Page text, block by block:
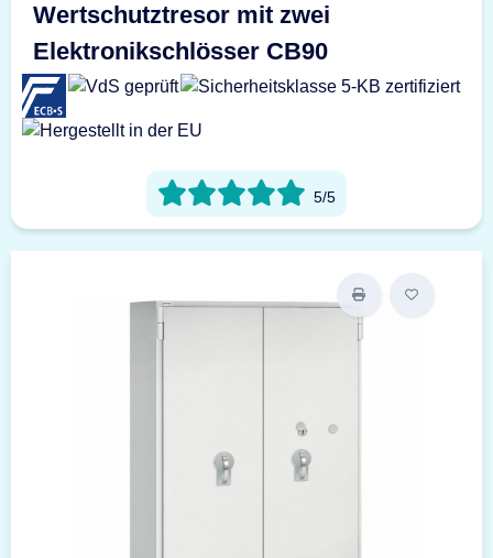
Wertschutztresor mit zwei
Elektronikschlösser CB90
5/5